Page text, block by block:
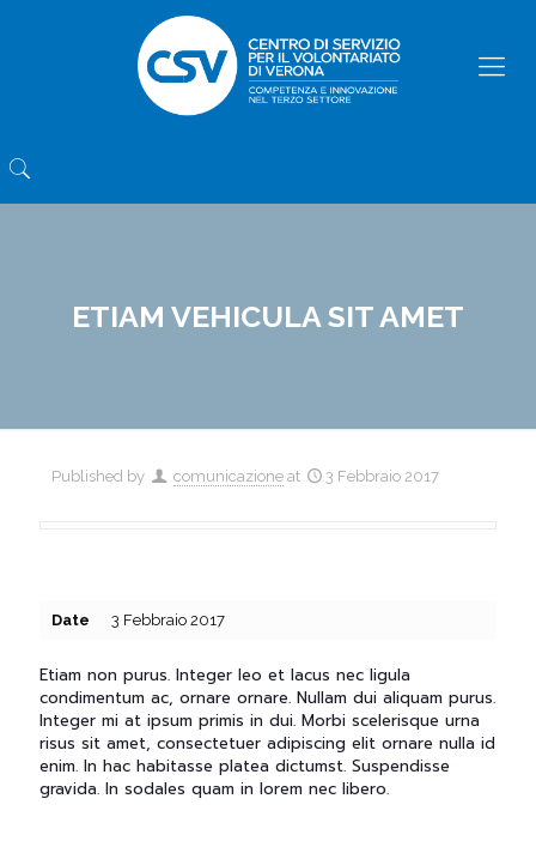
ETIAM VEHICULA SIT AMET
Published by comunicazione at 3 Febbraio 2017
Date 3 Febbraio 2017
Etiam non purus. Integer leo et lacus nec ligula
condimentum ac, ornare ornare. Nullam dui aliquam purus.
Integer mi at ipsum primis in dui. Morbi scelerisque urna
risus sit amet, consectetuer adipiscing elit ornare nulla id
enim. In hac habitasse platea dictumst. Suspendisse
gravida. In sodales quam in lorem nec libero.